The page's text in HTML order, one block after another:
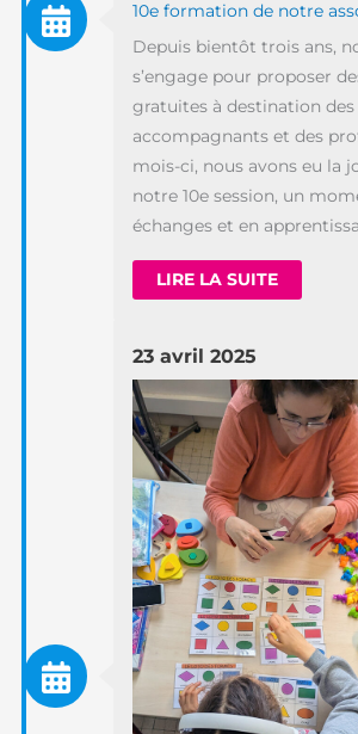
10e formation de notre
Depuis bientôt trois ans,
s’engage pour proposer
gratuites à destination des
accompagnants et des
mois-ci, nous avons eu la
notre 10e session, un
échanges et en
LIRE LA SUITE
23 avril 2025